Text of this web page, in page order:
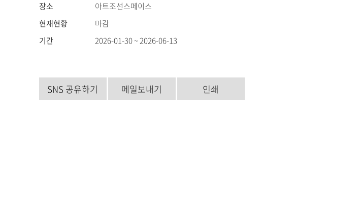
장소
아트조선스페이스
현재현황
마감
기간
2026-01-30 ~ 2026-06-13
SNS 공유하기 메일보내기 인쇄